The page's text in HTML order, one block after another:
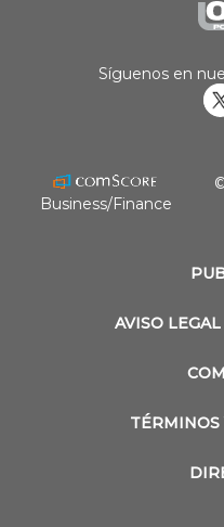
AVISO
TÉRMINOS
Síguenos en
Business/Finance